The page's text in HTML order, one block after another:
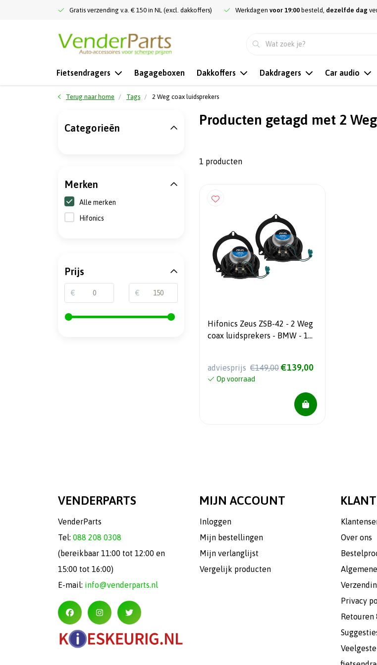
Gratis verzending v.a. € 150 in NL (excl. dakkoffers) Werkdagen voor 19:00 besteld, dezelfde dag
Fietsendragers Bagageboxen Dakkoffers Dakdragers Car audio
Terug naar home Tags 2 Weg coax luidsprekers
Producten getagd met 2
1 producten
Hifonics Zeus ZSB-42 - 2 Weg
coax luidsprekers - BMW - 10
adviesprijs €149,00 €139,00
Op voorraad
Categorieën
Merken
Alle merken
Hifonics
Prijs
€ €
VENDERPARTS
VenderParts
Tel: 088 208 0308
(bereikbaar 11:00 tot 12:00 en
15:00 tot 16:00)
E-mail: info@venderparts.nl
MIJN ACCOUNT
Inloggen
Mijn bestellingen
Mijn verlanglijst
Vergelijk producten
Over ons
Privacy
Retouren